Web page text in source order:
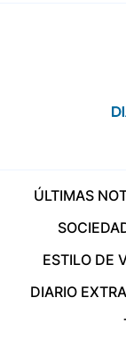
ÚLTIMAS
ESTILO DE
DIARIO EXTRA